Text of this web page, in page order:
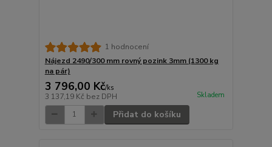
1 hodnocení
Nájezd 2490/300 mm rovný pozink 3mm (1300 kg
na pár)
3 796,00 Kč/ks
3 137,19 Kč bez DPH Skladem
Přidat do košíku